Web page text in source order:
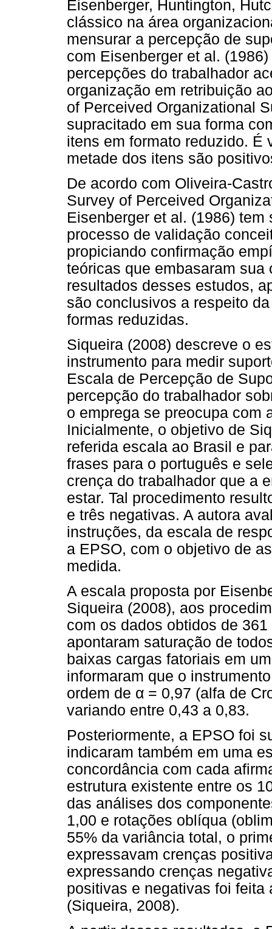
Eisenberger, Huntington,
clássico na área
mensurar a percepção de
com Eisenberger et al.
percepções do trabalhador
organização em retribuição
of Perceived Organizational
supracitado em sua forma
itens em formato reduzido. É
metade dos itens são
De acordo com Oliveira-
Survey of Perceived
Eisenberger et al. (1986)
processo de validação
propiciando confirmação
teóricas que embasaram
resultados desses estudos,
são conclusivos a respeito
formas reduzidas.
Siqueira (2008) descreve o
instrumento para medir
Escala de Percepção de
percepção do trabalhador
o emprega se preocupa com
Inicialmente, o objetivo de
referida escala ao Brasil e
frases para o português e
crença do trabalhador que a
estar. Tal procedimento
e três negativas. A autora
instruções, da escala de
a EPSO, com o objetivo de
medida.
A escala proposta por
Siqueira (2008), aos
com os dados obtidos de
apontaram saturação de
baixas cargas fatoriais em
informaram que o
ordem de α = 0,97 (alfa de
variando entre 0,43 a 0,83.
Posteriormente, a EPSO foi
indicaram também em uma
concordância com cada
estrutura existente entre os
das análises dos
1,00 e rotações oblíqua
55% da variância total, o
expressavam crenças
expressando crenças
positivas e negativas foi feita
(Siqueira, 2008).